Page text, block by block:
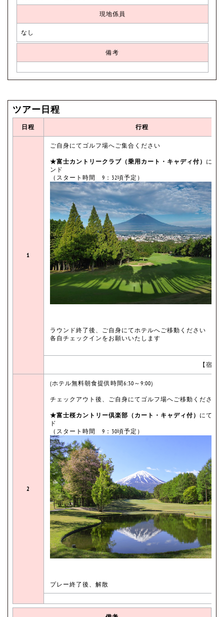
現地係員
なし
備考
ツアー日程
日程 行程
1
ご自身にてゴルフ場へご集合ください
★富士カントリークラブ（乗用カート・キャディ付） にて
ンド
（スタート時間 9：32頃予定）
ラウンド終了後、ご自身にてホテルへご移動ください
各自チェックインをお願いいたします
【宿泊
2
(ホテル無料朝食提供時間6:30～9:00)
チェックアウト後、ご自身にてゴルフ場へご移動ください
★富士桜カントリー倶楽部（カート・キャディ付） にてラ
ド
（スタート時間 9：30頃予定）
プレー終了後、解散